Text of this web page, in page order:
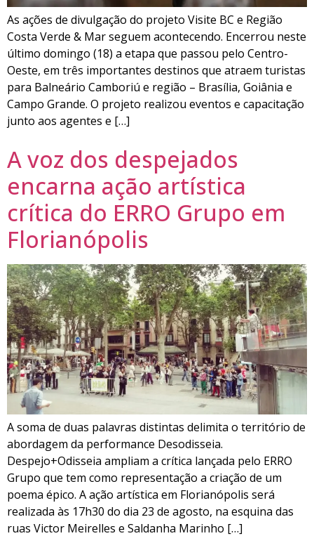
As ações de divulgação do projeto Visite BC e Região
Costa Verde & Mar seguem acontecendo. Encerrou neste
último domingo (18) a etapa que passou pelo Centro-
Oeste, em três importantes destinos que atraem turistas
para Balneário Camboriú e região – Brasília, Goiânia e
Campo Grande. O projeto realizou eventos e capacitação
junto aos agentes e […]
A voz dos despejados
encarna ação artística
crítica do ERRO Grupo em
Florianópolis
A soma de duas palavras distintas delimita o território de
abordagem da performance Desodisseia.
Despejo+Odisseia ampliam a crítica lançada pelo ERRO
Grupo que tem como representação a criação de um
poema épico. A ação artística em Florianópolis será
realizada às 17h30 do dia 23 de agosto, na esquina das
ruas Victor Meirelles e Saldanha Marinho […]